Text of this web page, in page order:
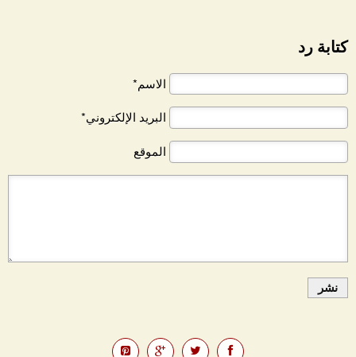
كتابة رد
الاسم*
البريد الإلكتروني*
الموقع
نشر